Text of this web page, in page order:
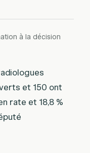
à la décision
et 150 ont
rate et 18,8 %